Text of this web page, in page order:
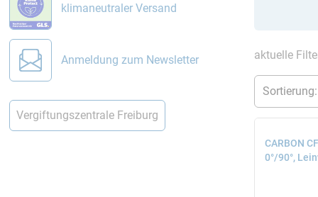
klimaneutraler Versand
Anmeldung zum Newsletter
Vergiftungszentrale Freiburg
aktuelle
CARBON
0°/90°,